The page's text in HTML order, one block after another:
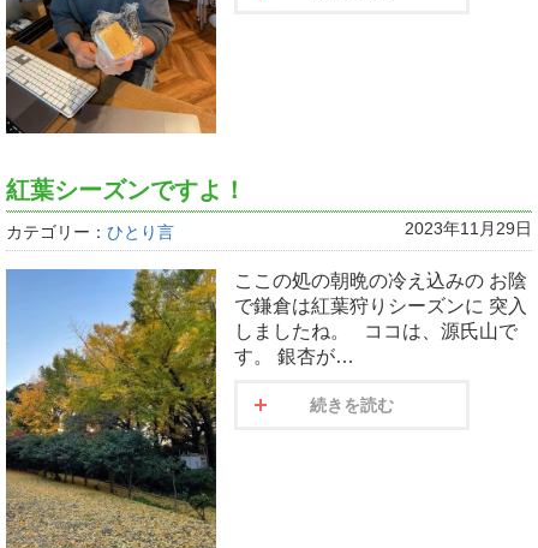
紅葉シーズンですよ！
カテゴリー： ひとり言 2023年11月29日
ここの処の朝晩の冷え込みの お陰
で鎌倉は紅葉狩りシーズンに 突入
しましたね。 ココは、源氏山で
す。 銀杏が…
続きを読む